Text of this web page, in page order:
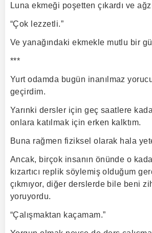
Luna ekmeği poşetten çıkardı ve
“Çok lezzetli.”
Ve yanağındaki ekmekle mutlu bir
***
Yurt odamda bugün inanılmaz
geçirdim.
Yarınki dersler için geç saatlere
onlara katılmak için erken kalktım.
Buna rağmen fiziksel olarak hala
Ancak, birçok insanın önünde o
kızartıcı replik söylemiş olduğum
çıkmıyor, diğer derslerde bile beni
yoruyordu.
“Çalışmaktan kaçamam.”